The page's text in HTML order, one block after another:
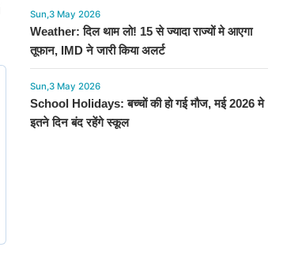
Sun,3 May 2026
Weather: दिल थाम लो! 15 से ज्यादा राज्यों मे आएगा
तूफान, IMD ने जारी किया अलर्ट
Sun,3 May 2026
School Holidays: बच्चों की हो गई मौज, मई 2026 मे
इतने दिन बंद रहेंगे स्कूल